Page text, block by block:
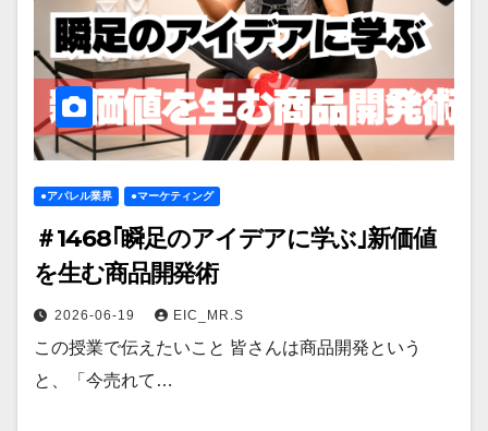
●アパレル業界 ●マーケティング
＃1468｢瞬足のアイデアに学ぶ｣新価値
を生む商品開発術
2026-06-19 EIC_MR.S
この授業で伝えたいこと 皆さんは商品開発という
と、「今売れて…